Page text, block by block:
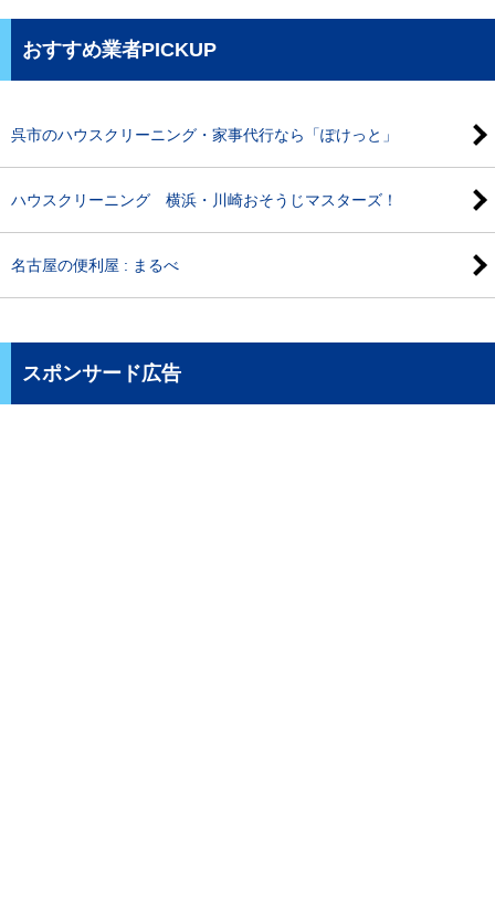
おすすめ業者PICKUP
呉市のハウスクリーニング・家事代行なら「ぽけっと」
ハウスクリーニング 横浜・川崎おそうじマスターズ！
名古屋の便利屋 : まるべ
スポンサード広告